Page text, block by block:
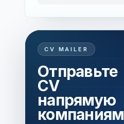
CV MAILER
Отправьте
CV
напрямую
компаниям